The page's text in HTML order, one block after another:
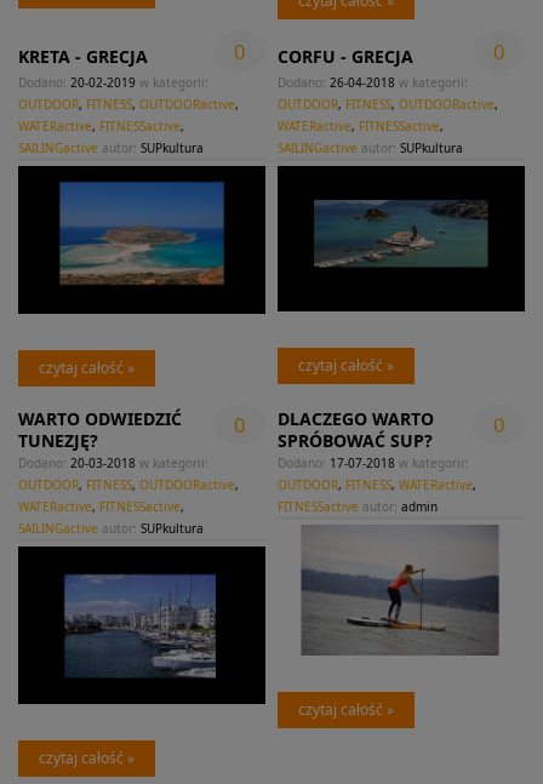
KRETA - GRECJA 0
Dodano: 20-02-2019 w kategorii:
OUTDOOR, FITNESS, OUTDOORactive,
WATERactive, FITNESSactive,
SAILINGactive autor: SUPkultura
czytaj całość »
CORFU - GRECJA 0
Dodano: 26-04-2018 w kategorii:
OUTDOOR, FITNESS, OUTDOORactive,
WATERactive, FITNESSactive,
SAILINGactive autor: SUPkultura
czytaj całość »
WARTO ODWIEDZIĆ
TUNEZJĘ?
0
Dodano: 20-03-2018 w kategorii:
OUTDOOR, FITNESS, OUTDOORactive,
WATERactive, FITNESSactive,
SAILINGactive autor: SUPkultura
czytaj całość »
DLACZEGO WARTO
SPRÓBOWAĆ SUP?
0
Dodano: 17-07-2018 w kategorii:
OUTDOOR, FITNESS, WATERactive,
FITNESSactive autor: admin
czytaj całość »